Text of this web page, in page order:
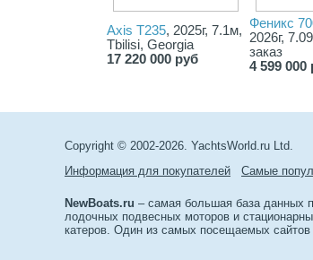
Axis T235, 2025г, 7.1м,
Tbilisi, Georgia
17 220 000 руб
Феникс
2026г,
заказ
4 599 000
Copyright © 2002-2026. YachtsWorld.ru Ltd.
Информация для покупателей
Самые
NewBoats.ru – самая большая база данных
лодочных подвесных моторов и
катеров. Один из самых посещаемых